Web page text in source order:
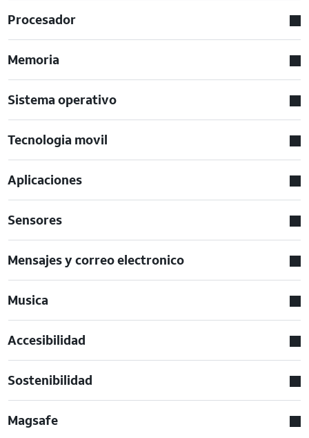
Procesador
Memoria
Sistema operativo
Tecnologia movil
Aplicaciones
Sensores
Mensajes y correo electronico
Musica
Accesibilidad
Sostenibilidad
Magsafe